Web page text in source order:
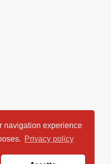
navigation experience
Privacy policy